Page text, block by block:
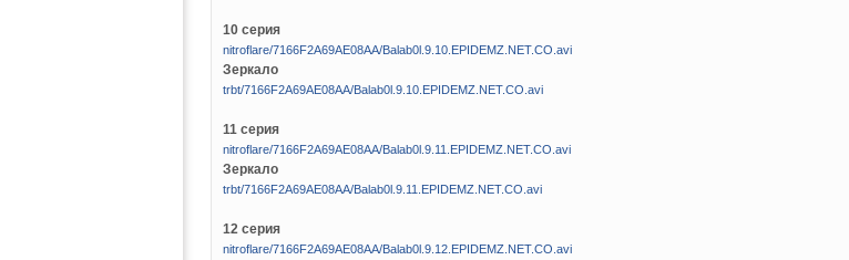
10 серия
nitroflare/7166F2A69AE08AA/Balab0l.9.10.EPIDEMZ.NET.CO.avi
Зеркало
trbt/7166F2A69AE08AA/Balab0l.9.10.EPIDEMZ.NET.CO.avi
11 серия
nitroflare/7166F2A69AE08AA/Balab0l.9.11.EPIDEMZ.NET.CO.avi
Зеркало
trbt/7166F2A69AE08AA/Balab0l.9.11.EPIDEMZ.NET.CO.avi
12 серия
nitroflare/7166F2A69AE08AA/Balab0l.9.12.EPIDEMZ.NET.CO.avi